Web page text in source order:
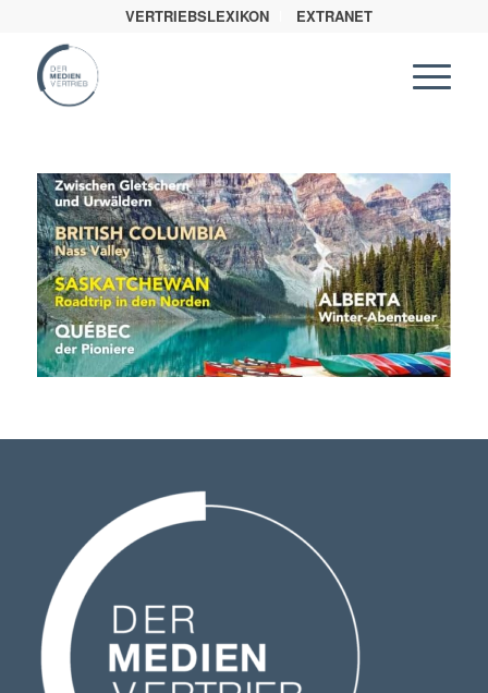
VERTRIEBSLEXIKON EXTRANET